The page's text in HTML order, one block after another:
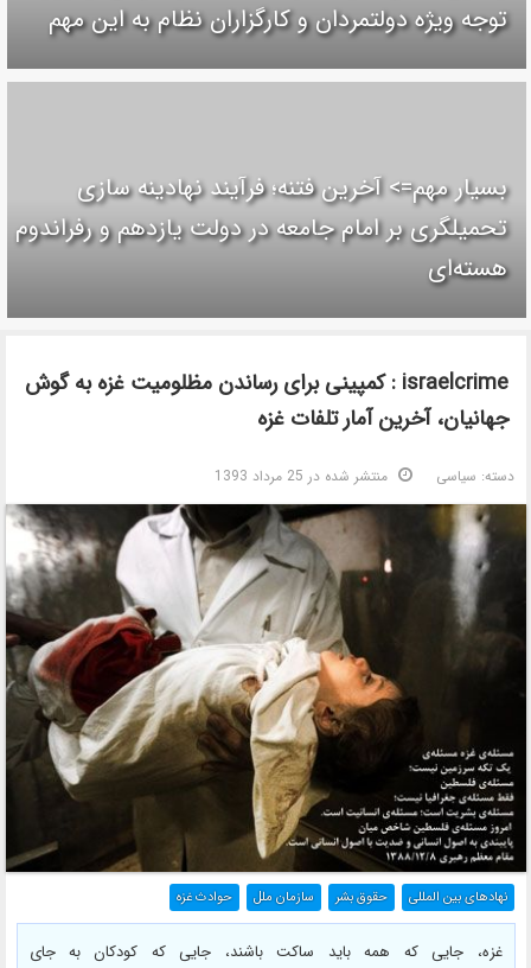
توجه ویژه دولتمردان و کارگزاران نظام به این مهم
بسیار مهم=> آخرین فتنه؛ فرآیند نهادینه سازی
تحمیلگری بر امام جامعه در دولت یازدهم و رفراندوم
هسته‌ای
israelcrime : کمپینی برای رساندن مظلومیت غزه به گوش
جهانیان، آخرین آمار تلفات غزه
دسته: سیاسی منتشر شده در 25 مرداد 1393
نهادهای بین المللی حقوق بشر سازمان ملل حوادث غزه
غزه، جایی که همه باید ساکت باشند، جایی که کودکان به جای